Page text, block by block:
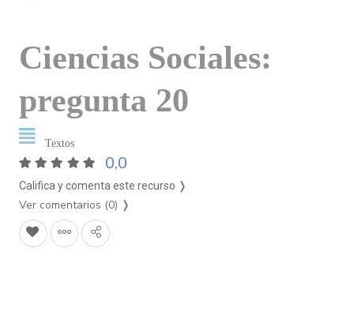
Ciencias Sociales:
pregunta 20
Textos
0,0
Califica y comenta este recurso ❭
Ver comentarios (0) ❭